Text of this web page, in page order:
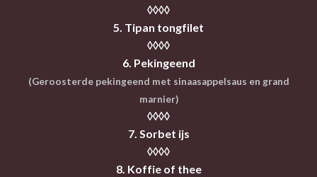
◊◊◊◊
5. Tipan tongfilet
◊◊◊◊
6. Pekingeend
(Geroosterde pekingeend met sinaasappelsaus en grand
marnier)
◊◊◊◊
7. Sorbet ijs
◊◊◊◊
8. Koffie of thee